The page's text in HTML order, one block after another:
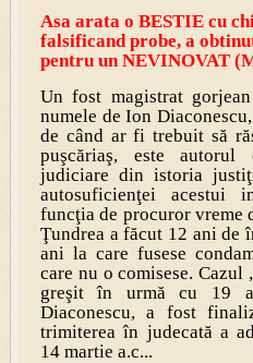
Asa arata o BESTIE cu
falsificand probe, a
pentru un NEVINOVAT
Un fost magistrat
numele de Ion
de când ar fi trebuit să
puşcăriaş, este
judiciare din istoria
autosuficienţei acestui
funcţia de procuror vreme
Ţundrea a făcut 12 ani de
ani la care fusese
care nu o comisese. Cazul
greşit în urmă cu 19
Diaconescu, a fost
trimiterea în judecată a
14 martie a.c...